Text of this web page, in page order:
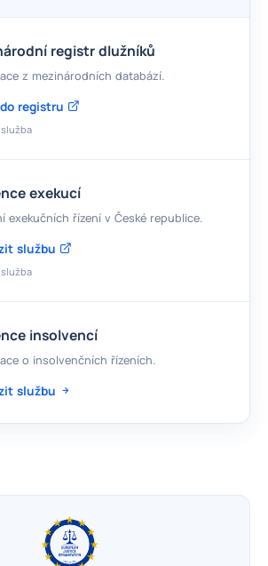
registr dlužníků
z mezinárodních databází.
registru
exekucí
exekučních řízení v České republice.
službu
insolvencí
o insolvenčních řízeních.
službu